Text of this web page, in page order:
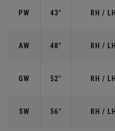
PW 43° RH / LH
AW 48° RH / LH
GW 52° RH / LH
SW 56° RH / LH